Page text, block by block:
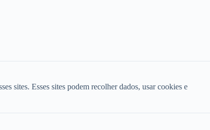
sites. Esses sites podem recolher dados, usar cookies e